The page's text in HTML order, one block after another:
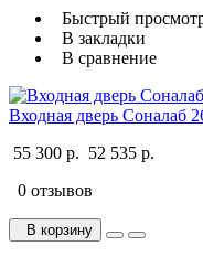
Быстрый
В закладки
В сравнение
Входная дверь Соналаб
55 300 р. 52 535 р.
0 отзывов
В корзину